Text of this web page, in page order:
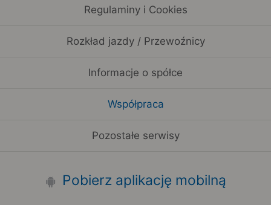
Regulaminy i Cookies
Rozkład jazdy / Przewoźnicy
Informacje o spółce
Współpraca
Pozostałe serwisy
Pobierz aplikację mobilną